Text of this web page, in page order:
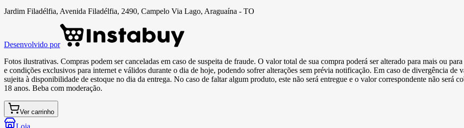
Jardim Filadélfia, Avenida Filadélfia, 2490, Campelo Via Lago, Araguaína - TO
Desenvolvido por
Fotos ilustrativas. Compras podem ser canceladas em caso de suspeita de fraude. O valor total de sua compra poderá ser alterado para mais ou
e condições exclusivos para internet e válidos durante o dia de hoje, podendo sofrer alterações sem prévia notificação. Em caso de divergência
sujeita à disponibilidade de estoque no dia da entrega. No caso de faltar algum produto, este não será entregue e o valor correspondente não será
18 anos. Beba com moderação.
Ver carrinho
Loja